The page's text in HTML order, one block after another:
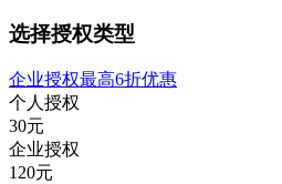
选择授权类型
企业授权最高6折优惠
个人授权
30元
企业授权
120元